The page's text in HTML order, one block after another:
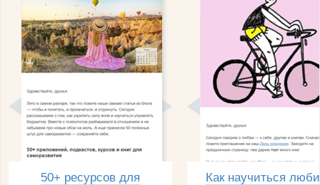
50+ ресурсов для
Как научиться